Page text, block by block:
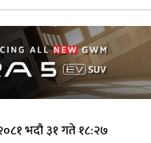
भदौ ३१ गते १८:२७